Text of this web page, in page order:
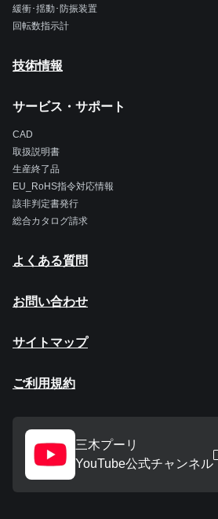
緩衝･揺動･防振装置
回転数指示計
技術情報
サービス・サポート
CAD
取扱説明書
生産終了品
EU_RoHS指令対応情報
該非判定書発行
総合カタログ請求
よくある質問
お問い合わせ
サイトマップ
ご利用規約
三木プーリ
YouTube公式チャンネル